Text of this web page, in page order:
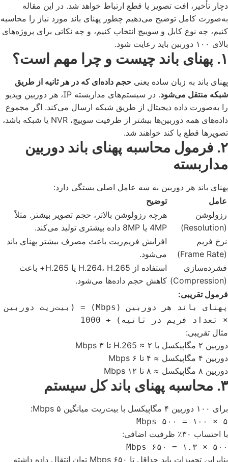
دچار تأخیر، افت تصویر یا قطع ارتباط خواهد شد. در این مقاله
به‌صورت کامل توضیح می‌دهیم چطور پهنای باند مورد نیاز را محاسبه
کنیم، چه نوع کابل و سوییچ انتخاب کنیم، و چه نکاتی برای پروژه‌های
بالای ۱۰۰ دوربین باید رعایت شود.
۱. پهنای باند چیست و چرا مهم است؟
پهنای باند به زبان ساده یعنی حجم داده‌ای که در هر ثانیه از طریق
شبکه منتقل می‌شود
. در سیستم‌های مداربسته IP، هر دوربین ویدیو
را به‌صورت داده دیجیتال از طریق شبکه ارسال می‌کند. اگر مجموع
داده‌های همه دوربین‌ها بیشتر از ظرفیت سوییچ، NVR یا شبکه باشد،
تصویرها قطع یا کند خواهند شد.
۲. فرمول محاسبه پهنای باند دوربین
مداربسته
پهنای باند هر دوربین به سه عامل اصلی بستگی دارد:
عامل
توضیح
رزولوشن
(Resolution)
هرچه رزولوشن بالاتر، حجم تصویر بیشتر. مثلاً
4MP یا 8MP داده بیشتری تولید می‌کند.
نرخ فریم
(Frame Rate)
افزایش فریم‌ریت باعث مصرف بیشتر پهنای باند
می‌شود.
فشرده‌سازی
(Compression)
استفاده از H.264، H.265 یا H.265+ باعث
کاهش حجم داده‌ها می‌شود.
فرمول تقریبی:
پهنای باند هر دوربین (Mbps) = (بیت‌ریت دوربین
× تعداد فریم در ثانیه) ÷ 1000
مثال تقریبی:
دوربین ۲ مگاپیکسل با H.265 ≈ ۲ تا ۳ Mbps
دوربین ۴ مگاپیکسل ≈ ۴ تا ۶ Mbps
دوربین ۸ مگاپیکسل ≈ ۸ تا ۱۲ Mbps
۳. محاسبه پهنای باند کل سیستم
برای ۱۰۰ دوربین ۴ مگاپیکسل با بیت‌ریت میانگین ۵ Mbps:
۵ × ۱۰۰ = ۵۰۰ Mbps
با احتساب ۳۰٪ ظرفیت اضافی:
۵۰۰ × ۱.۳ = ۶۵۰ Mbps
بنابراین تجهیزات باید حداقل تا ۶۵۰ Mbps توان انتقال داده داشته